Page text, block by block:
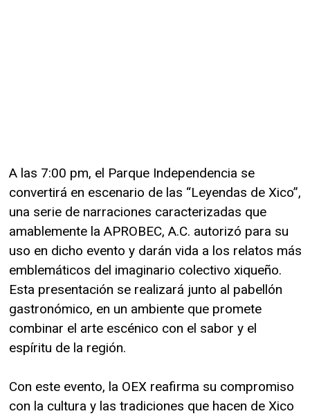
A las 7:00 pm, el Parque Independencia se
convertirá en escenario de las “Leyendas de Xico”,
una serie de narraciones caracterizadas que
amablemente la APROBEC, A.C. autorizó para su
uso en dicho evento y darán vida a los relatos más
emblemáticos del imaginario colectivo xiqueño.
Esta presentación se realizará junto al pabellón
gastronómico, en un ambiente que promete
combinar el arte escénico con el sabor y el
espíritu de la región.
Con este evento, la OEX reafirma su compromiso
con la cultura y las tradiciones que hacen de Xico